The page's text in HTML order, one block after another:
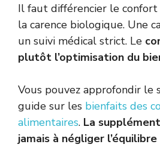
Il faut différencier le
la carence biologique. Une
un suivi médical strict. Le
plutôt l’optimisation du
Vous pouvez approfondir le
guide sur les bienfaits des
alimentaires. La
jamais à négliger